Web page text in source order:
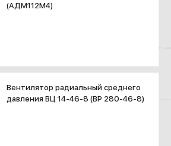
(АДМ112М4)
Вентилятор радиальный среднего
давления ВЦ 14-46-8 (ВР 280-46-8)